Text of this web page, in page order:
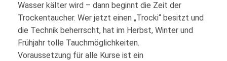
Wasser kälter wird – dann beginnt die Zeit der
Trockentaucher. Wer jetzt einen „Trocki“ besitzt und
die Technik beherrscht, hat im Herbst, Winter und
Frühjahr tolle Tauchmöglichkeiten.
Voraussetzung für alle Kurse ist ein